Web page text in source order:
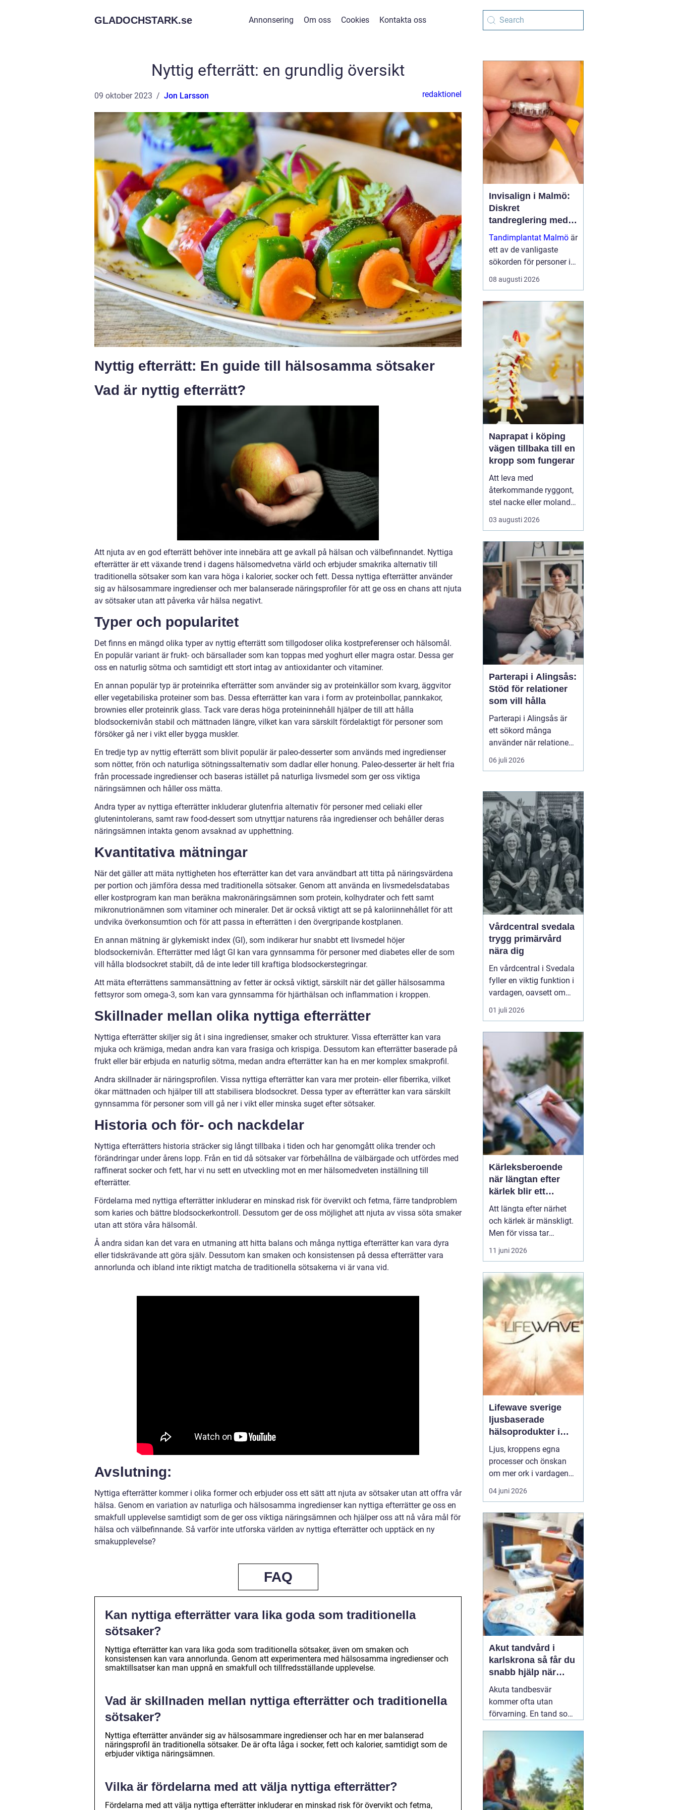
GLADOCHSTARK.se Annonsering Om oss Cookies Kontakta oss
Nyttig efterrätt: en grundlig översikt
09 oktober 2023 Jon Larsson redaktionel
Nyttig efterrätt: En guide till hälsosamma sötsaker
Vad är nyttig efterrätt?
Att njuta av en god efterrätt behöver inte innebära att ge avkall på hälsan och välbefinnandet. Nyttiga
efterrätter är ett växande trend i dagens hälsomedvetna värld och erbjuder smakrika alternativ till
traditionella sötsaker som kan vara höga i kalorier, socker och fett. Dessa nyttiga efterrätter använder
sig av hälsosammare ingredienser och mer balanserade näringsprofiler för att ge oss en chans att njuta
av sötsaker utan att påverka vår hälsa negativt.
Typer och popularitet
Det finns en mängd olika typer av nyttig efterrätt som tillgodoser olika kostpreferenser och hälsomål.
En populär variant är frukt- och bärsallader som kan toppas med yoghurt eller magra ostar. Dessa ger
oss en naturlig sötma och samtidigt ett stort intag av antioxidanter och vitaminer.
En annan populär typ är proteinrika efterrätter som använder sig av proteinkällor som kvarg, äggvitor
eller vegetabiliska proteiner som bas. Dessa efterrätter kan vara i form av proteinbollar, pannkakor,
brownies eller proteinrik glass. Tack vare deras höga proteininnehåll hjälper de till att hålla
blodsockernivån stabil och mättnaden längre, vilket kan vara särskilt fördelaktigt för personer som
försöker gå ner i vikt eller bygga muskler.
En tredje typ av nyttig efterrätt som blivit populär är paleo-desserter som används med ingredienser
som nötter, frön och naturliga sötningssalternativ som dadlar eller honung. Paleo-desserter är helt fria
från processade ingredienser och baseras istället på naturliga livsmedel som ger oss viktiga
näringsämnen och håller oss mätta.
Andra typer av nyttiga efterrätter inkluderar glutenfria alternativ för personer med celiaki eller
glutenintolerans, samt raw food-dessert som utnyttjar naturens råa ingredienser och behåller deras
näringsämnen intakta genom avsaknad av upphettning.
Kvantitativa mätningar
När det gäller att mäta nyttigheten hos efterrätter kan det vara användbart att titta på näringsvärdena
per portion och jämföra dessa med traditionella sötsaker. Genom att använda en livsmedelsdatabas
eller kostprogram kan man beräkna makronäringsämnen som protein, kolhydrater och fett samt
mikronutrionämnen som vitaminer och mineraler. Det är också viktigt att se på kaloriinnehållet för att
undvika överkonsumtion och för att passa in efterrätten i den övergripande kostplanen.
En annan mätning är glykemiskt index (GI), som indikerar hur snabbt ett livsmedel höjer
blodsockernivån. Efterrätter med lågt GI kan vara gynnsamma för personer med diabetes eller de som
vill hålla blodsockret stabilt, då de inte leder till kraftiga blodsockerstegringar.
Att mäta efterrättens sammansättning av fetter är också viktigt, särskilt när det gäller hälsosamma
fettsyror som omega-3, som kan vara gynnsamma för hjärthälsan och inflammation i kroppen.
Skillnader mellan olika nyttiga efterrätter
Nyttiga efterrätter skiljer sig åt i sina ingredienser, smaker och strukturer. Vissa efterrätter kan vara
mjuka och krämiga, medan andra kan vara frasiga och krispiga. Dessutom kan efterrätter baserade på
frukt eller bär erbjuda en naturlig sötma, medan andra efterrätter kan ha en mer komplex smakprofil.
Andra skillnader är näringsprofilen. Vissa nyttiga efterrätter kan vara mer protein- eller fiberrika, vilket
ökar mättnaden och hjälper till att stabilisera blodsockret. Dessa typer av efterrätter kan vara särskilt
gynnsamma för personer som vill gå ner i vikt eller minska suget efter sötsaker.
Historia och för- och nackdelar
Nyttiga efterrätters historia sträcker sig långt tillbaka i tiden och har genomgått olika trender och
förändringar under årens lopp. Från en tid då sötsaker var förbehållna de välbärgade och utfördes med
raffinerat socker och fett, har vi nu sett en utveckling mot en mer hälsomedveten inställning till
efterrätter.
Fördelarna med nyttiga efterrätter inkluderar en minskad risk för övervikt och fetma, färre tandproblem
som karies och bättre blodsockerkontroll. Dessutom ger de oss möjlighet att njuta av vissa söta smaker
utan att störa våra hälsomål.
Å andra sidan kan det vara en utmaning att hitta balans och många nyttiga efterrätter kan vara dyra
eller tidskrävande att göra själv. Dessutom kan smaken och konsistensen på dessa efterrätter vara
annorlunda och ibland inte riktigt matcha de traditionella sötsakerna vi är vana vid.
Avslutning:
Nyttiga efterrätter kommer i olika former och erbjuder oss ett sätt att njuta av sötsaker utan att offra vår
hälsa. Genom en variation av naturliga och hälsosamma ingredienser kan nyttiga efterrätter ge oss en
smakfull upplevelse samtidigt som de ger oss viktiga näringsämnen och hjälper oss att nå våra mål för
hälsa och välbefinnande. Så varför inte utforska världen av nyttiga efterrätter och upptäck en ny
smakupplevelse?
FAQ
Kan nyttiga efterrätter vara lika goda som traditionella
sötsaker?
Nyttiga efterrätter kan vara lika goda som traditionella sötsaker, även om smaken och
konsistensen kan vara annorlunda. Genom att experimentera med hälsosamma ingredienser och
smaktillsatser kan man uppnå en smakfull och tillfredsställande upplevelse.
Vad är skillnaden mellan nyttiga efterrätter och traditionella
sötsaker?
Nyttiga efterrätter använder sig av hälsosammare ingredienser och har en mer balanserad
näringsprofil än traditionella sötsaker. De är ofta låga i socker, fett och kalorier, samtidigt som de
erbjuder viktiga näringsämnen.
Vilka är fördelarna med att välja nyttiga efterrätter?
Fördelarna med att välja nyttiga efterrätter inkluderar en minskad risk för övervikt och fetma,
Invisalign i Malmö:
Diskret
tandreglering med
moderna skenor
Tandimplantat Malmö är
ett av de vanligaste
sökorden för personer i
Skåne som vill få rakare
tänder utan synlig
08 augusti 2026
Naprapat i köping
vägen tillbaka till en
kropp som fungerar
Att leva med
återkommande ryggont,
stel nacke eller molande
värk i axlar och höfter
sliter på både ork och
länge innan de söker
hjälp, fast problemen
ofta går att påverka. En
naprapat i Köping kan
hjälpa till att hitta
orsaken bak...
03 augusti 2026
Parterapi i Alingsås:
Stöd för relationer
som vill hålla
Parterapi i Alingsås är
ett sökord många
använder när relationen
börjar skava och
vardagen känns mer
samarbete. När
konflikter upprepas,
tystnaden växer eller
avståndet kä...
06 juli 2026
Vårdcentral svedala
trygg primärvård
nära dig
En vårdcentral i Svedala
fyller en viktig funktion i
vardagen, oavsett om
det handlar om akuta
infektioner, långvariga
kring barnhälsa och
graviditet. När vården
samlas under ett tak blir
vägen mellan olika
mottagningar kortare...
01 juli 2026
Kärleksberoende
när längtan efter
kärlek blir ett
beroende
Att längta efter närhet
och kärlek är mänskligt.
Men för vissa tar
längtan över helt.
Relationer, förälskelser
rätta blir viktigare än
jobb, vänner, hälsa och
till och med den egna
säkerheten. Då handlar
det inte längre bara om
s...
11 juni 2026
Lifewave sverige
ljusbaserade
hälsoprodukter i
fokus
Ljus, kroppens egna
processer och önskan
om mer ork i vardagen
möts i ett växande
intresse för fototerapi
Sverige söker många
efter skonsamma
metoder som kan stödja
återhämtning, energi och
allmänt välbefinnande
utan ingrepp eller...
04 juni 2026
Akut tandvård i
karlskrona så får du
snabb hjälp när
tanden krisar
Akuta tandbesvär
kommer ofta utan
förvarning. En tand som
du knappt kan sova. En
fyllning kan lossna
lagom till helgen, eller en
tand kan skadas vid en
olycka. I sådana lägen